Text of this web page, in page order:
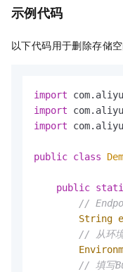
示例代码
以下代码用于删除存储
import
import
import
public class
public
//
String
// 从环境
// 填写